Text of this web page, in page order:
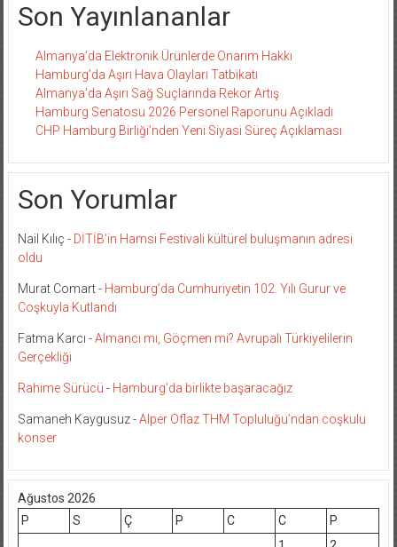
Son Yayınlananlar
Almanya’da Elektronik Ürünlerde Onarım Hakkı
Hamburg’da Aşırı Hava Olayları Tatbikatı
Almanya’da Aşırı Sağ Suçlarında Rekor Artış
Hamburg Senatosu 2026 Personel Raporunu Açıkladı
CHP Hamburg Birliği’nden Yeni Siyasi Süreç Açıklaması
Son Yorumlar
Nail Kılıç - DİTİB’in Hamsi Festivali kültürel buluşmanın adresi
oldu
Murat Comart- Hamburg’da Cumhuriyetin 102. Yılı Gurur ve
Coşkuyla Kutlandı
Fatma Karcı -Almancı mı, Göçmen mi? Avrupalı Türkiyelilerin
Gerçekliği
Rahime Sürücü - Hamburg’da birlikte başaracağız
Samaneh Kaygusuz-Alper Oflaz THM Topluluğu’ndan coşkulu
konser
Ağustos 2026
P
S Ç P C C
P